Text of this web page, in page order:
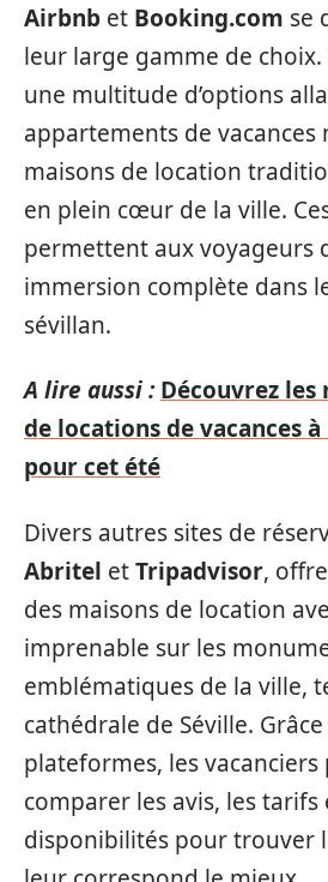
Airbnb et Booking.com se
leur large gamme de
une multitude d’options
appartements de vacances
maisons de location
en plein cœur de la ville.
permettent aux voyageurs
immersion complète dans
sévillan.
A lire aussi : Découvrez
de locations de vacances
pour cet été
Divers autres sites de
Abritel etTripadvisor,
des maisons de location
imprenable sur les
emblématiques de la ville,
cathédrale de Séville. Grâce
plateformes, les vacanciers
comparer les avis, les tarifs
disponibilités pour trouver